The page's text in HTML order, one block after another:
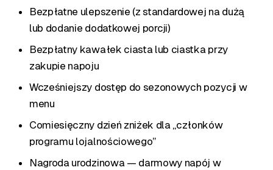
Bezpłatne ulepszenie (z standardowej na dużą
lub dodanie dodatkowej porcji)
Bezpłatny kawałek ciasta lub ciastka przy
zakupie napoju
Wcześniejszy dostęp do sezonowych pozycji w
menu
Comiesięczny dzień zniżek dla „członków
programu lojalnościowego”
Nagroda urodzinowa — darmowy napój w